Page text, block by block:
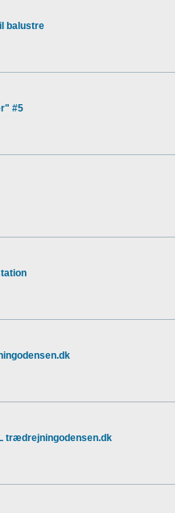
balustre
#5
trædrejningodensen.dk